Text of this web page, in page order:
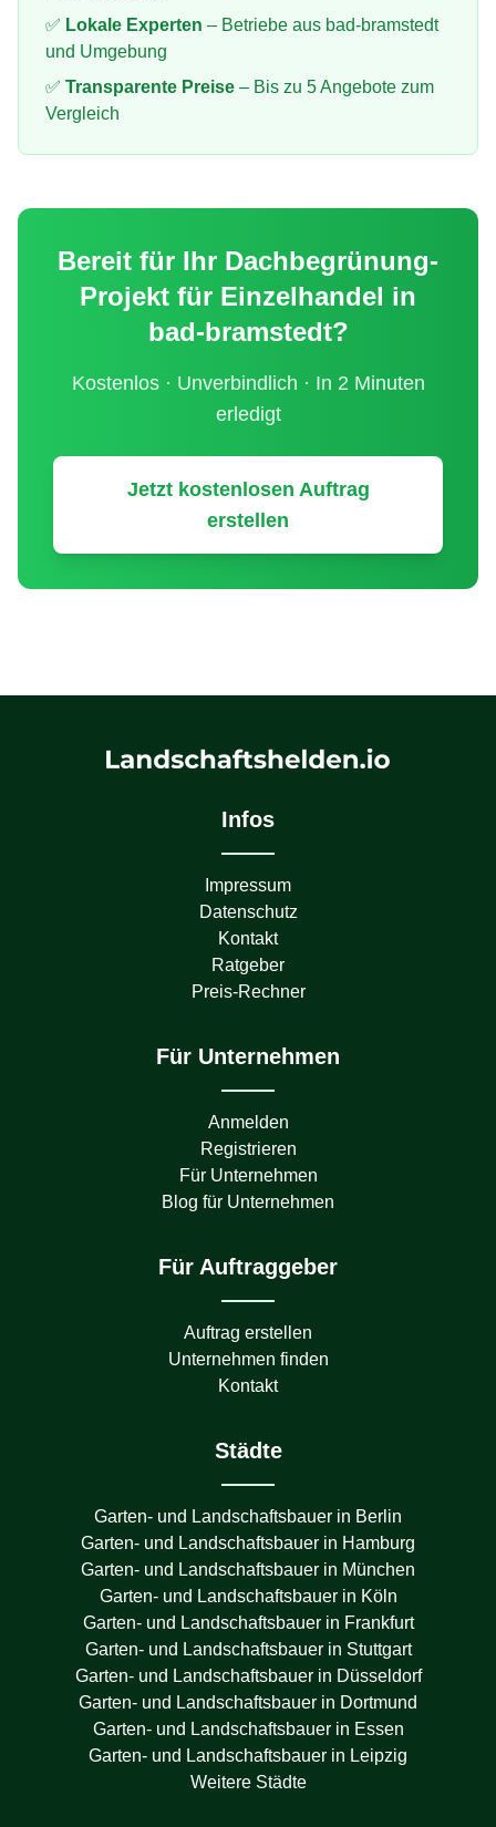
✅ Lokale Experten – Betriebe aus bad-bramstedt
und Umgebung
✅ Transparente Preise – Bis zu 5 Angebote zum
Vergleich
Bereit für Ihr Dachbegrünung-
Projekt für Einzelhandel in
bad-bramstedt?
Kostenlos · Unverbindlich · In 2 Minuten
erledigt
Jetzt kostenlosen Auftrag
erstellen
Infos
Impressum
Datenschutz
Kontakt
Ratgeber
Preis-Rechner
Für Unternehmen
Anmelden
Registrieren
Für Unternehmen
Blog für Unternehmen
Für Auftraggeber
Auftrag erstellen
Unternehmen finden
Kontakt
Städte
Garten- und Landschaftsbauer in Berlin
Garten- und Landschaftsbauer in Hamburg
Garten- und Landschaftsbauer in München
Garten- und Landschaftsbauer in Köln
Garten- und Landschaftsbauer in Frankfurt
Garten- und Landschaftsbauer in Stuttgart
Garten- und Landschaftsbauer in Düsseldorf
Garten- und Landschaftsbauer in Dortmund
Garten- und Landschaftsbauer in Essen
Garten- und Landschaftsbauer in Leipzig
Weitere Städte